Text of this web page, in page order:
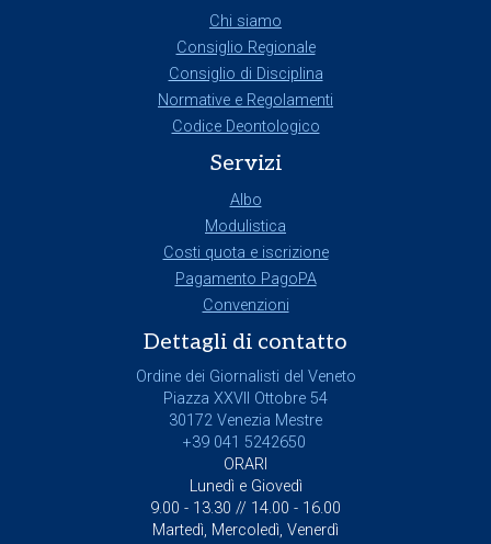
Chi siamo
Consiglio Regionale
Consiglio di Disciplina
Normative e Regolamenti
Codice Deontologico
Servizi
Albo
Modulistica
Costi quota e iscrizione
Pagamento PagoPA
Convenzioni
Dettagli di contatto
Ordine dei Giornalisti del Veneto
Piazza XXVII Ottobre 54
30172 Venezia Mestre
+39 041 5242650
ORARI
Lunedì e Giovedì
9.00 - 13.30 // 14.00 - 16.00
Martedì, Mercoledì, Venerdì